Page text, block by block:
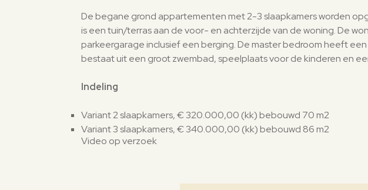
De begane grond appartementen met 2-3 slaapkamers worden
is een tuin/terras aan de voor- en achterzijde van de woning. De
parkeergarage inclusief een berging. De master bedroom heeft
bestaat uit een groot zwembad, speelplaats voor de kinderen en
Indeling
Variant 2 slaapkamers, € 320.000,00 (kk) bebouwd 70 m2
Variant 3 slaapkamers, € 340.000,00 (kk) bebouwd 86 m2
Video op verzoek